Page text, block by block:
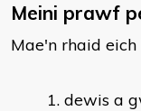
Meini prawf
Mae'n rhaid
dewis a